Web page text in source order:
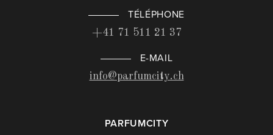
TÉLÉPHONE
+41 71 511 21 37
E-MAIL
info@parfumcity.ch
PARFUMCITY